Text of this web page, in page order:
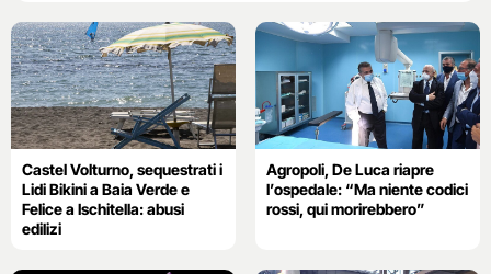
Castel Volturno, sequestrati i
Lidi Bikini a Baia Verde e
Felice a Ischitella: abusi
edilizi
Agropoli, De Luca riapre
l’ospedale: “Ma niente codici
rossi, qui morirebbero”